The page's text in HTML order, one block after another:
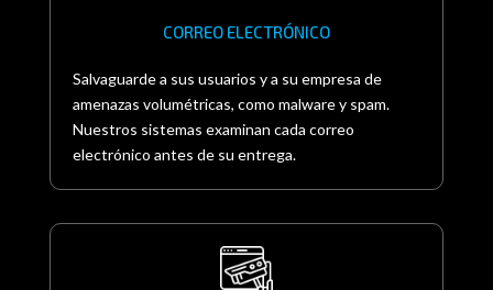
CORREO ELECTRÓNICO
Salvaguarde a sus usuarios y a su empresa de
amenazas volumétricas, como malware y spam.
Nuestros sistemas examinan cada correo
electrónico antes de su entrega.